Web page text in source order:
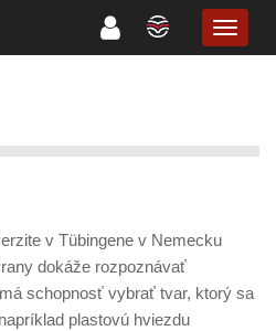
v Tübingene v Nemecku
dokáže rozpoznávať
schopnosť vybrať tvar, ktorý sa
plastovú hviezdu